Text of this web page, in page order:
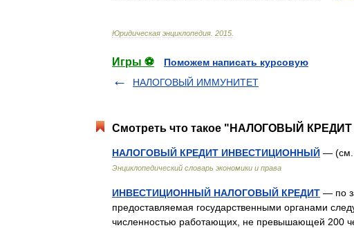
Юридическая энциклопедия 2015
Игры ⚽
Поможем написать курсовую
НАЛОГОВЫЙ ИММУНИТЕТ
Смотреть что такое "НАЛОГОВЫЙ
НАЛОГОВЫЙ КРЕДИТ ИНВЕСТИЦИОННЫЙ —
Энциклопедический словарь экономики и права
ИНВЕСТИЦИОННЫЙ НАЛОГОВЫЙ КРЕДИТ — по
предоставляемая государственными органами
численностью работающих, не превышающей 200